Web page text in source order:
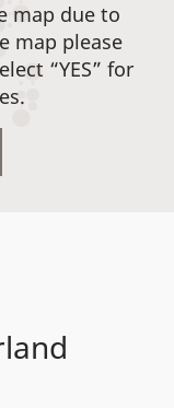
map due to
map please
“YES” for